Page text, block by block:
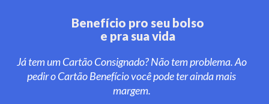
Benefício pro seu bolso
e pra sua vida
Já tem um Cartão Consignado? Não tem problema. Ao
pedir o Cartão Benefício você pode ter ainda mais
margem.